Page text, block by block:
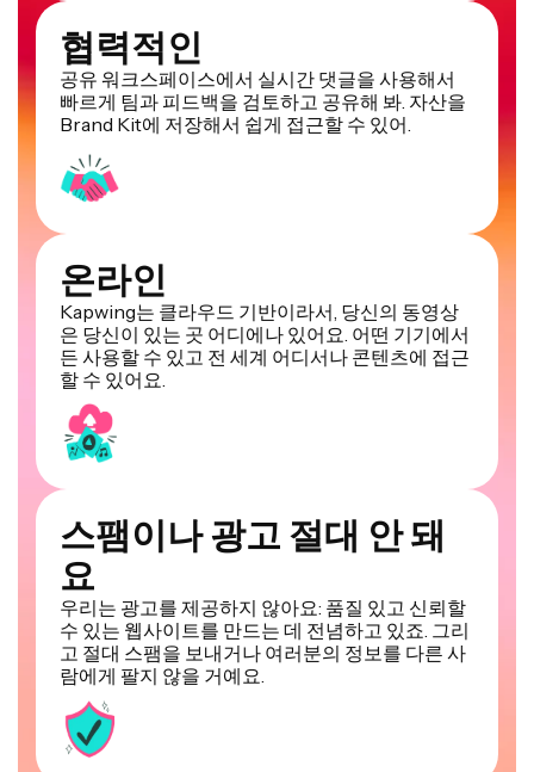
협력적인
공유 워크스페이스에서 실시간 댓글을 사용해서
빠르게 팀과 피드백을 검토하고 공유해 봐. 자산을
Brand Kit에 저장해서 쉽게 접근할 수 있어.
온라인
Kapwing는 클라우드 기반이라서, 당신의 동영상
은 당신이 있는 곳 어디에나 있어요. 어떤 기기에서
든 사용할 수 있고 전 세계 어디서나 콘텐츠에 접근
할 수 있어요.
스팸이나 광고 절대 안 돼
요
우리는 광고를 제공하지 않아요: 품질 있고 신뢰할
수 있는 웹사이트를 만드는 데 전념하고 있죠. 그리
고 절대 스팸을 보내거나 여러분의 정보를 다른 사
람에게 팔지 않을 거예요.